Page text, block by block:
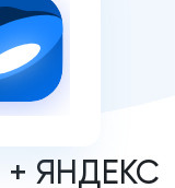
+ ЯНДЕКС